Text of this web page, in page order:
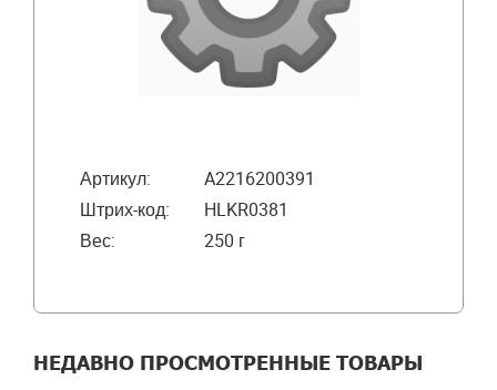
Артикул:
A2216200391
Штрих-код:
HLKR0381
Вес:
250 г
НЕДАВНО ПРОСМОТРЕННЫЕ ТОВАРЫ